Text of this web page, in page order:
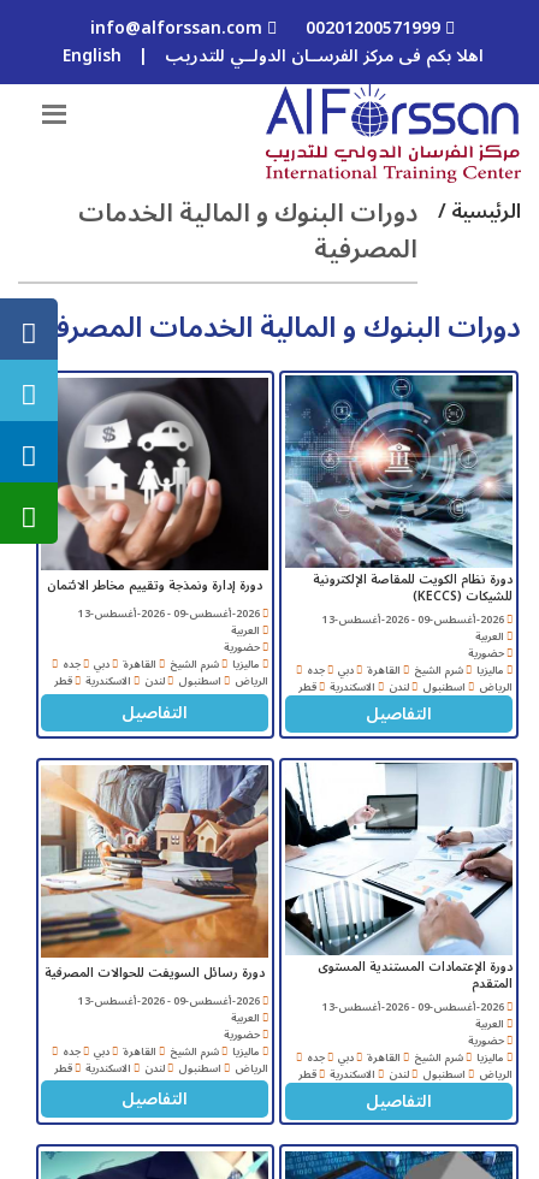
00201200571999
info@alforssan.com
اهلا بكم فى مركز الفرســان الدولــي للتدريب |
English
الرئيسية / دورات البنوك و المالية الخدمات
المصرفية
دورات البنوك و المالية الخدمات المصرفية
دورة نظام الكويت للمقاصة الإلكترونية
للشيكات (KECCS)
2026-أغسطس-09 - 2026-أغسطس-13
العربية
حضورية
ماليزيا شرم الشيخ القاهرة دبي جده
الرياض اسطنبول لندن الاسكندرية قطر
التفاصيل
دورة إدارة ونمذجة وتقييم مخاطر الائتمان
2026-أغسطس-09 - 2026-أغسطس-13
العربية
حضورية
ماليزيا شرم الشيخ القاهرة دبي جده
الرياض اسطنبول لندن الاسكندرية قطر
التفاصيل
دورة الإعتمادات المستندية المستوى
المتقدم
2026-أغسطس-09 - 2026-أغسطس-13
العربية
حضورية
ماليزيا شرم الشيخ القاهرة دبي جده
الرياض اسطنبول لندن الاسكندرية قطر
التفاصيل
دورة رسائل السويفت للحوالات المصرفية
2026-أغسطس-09 - 2026-أغسطس-13
العربية
حضورية
ماليزيا شرم الشيخ القاهرة دبي جده
الرياض اسطنبول لندن الاسكندرية قطر
التفاصيل